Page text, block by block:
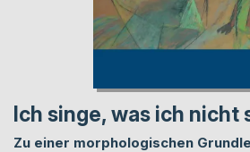
Ich singe, was ich nicht
Zu einer morphologischen